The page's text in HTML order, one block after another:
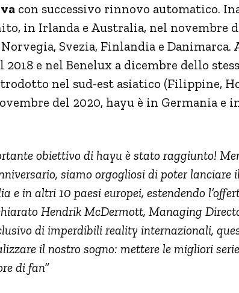
con successivo rinnovo automatico.
in Irlanda e Australia, nel novembre
Svezia, Finlandia e Danimarca.
2018 e nel Benelux a dicembre dello
nel sud-est asiatico (Filippine,
del 2020, hayu è in Germania e
obiettivo di hayu è stato raggiunto!
siamo orgogliosi di poter lanciare
e in altri 10 paesi europei, estendendo
Hendrik McDermott, Managing
di imperdibili reality internazionali,
il nostro sogno: mettere le migliori
di fan”